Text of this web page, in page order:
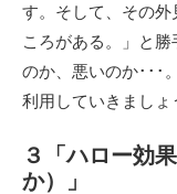
す。そして、その外
ころがある。」と
のか、悪いのか･･･
利用していきましょ
３「ハロー効
か）」